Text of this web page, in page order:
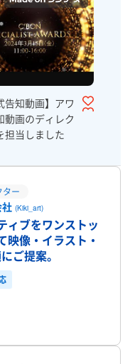
告知動画】アワ
動画のディレク
担当しました
ター
社(Kiki_art)
ィブをワンストッ
映像・イラスト・
ご提案。